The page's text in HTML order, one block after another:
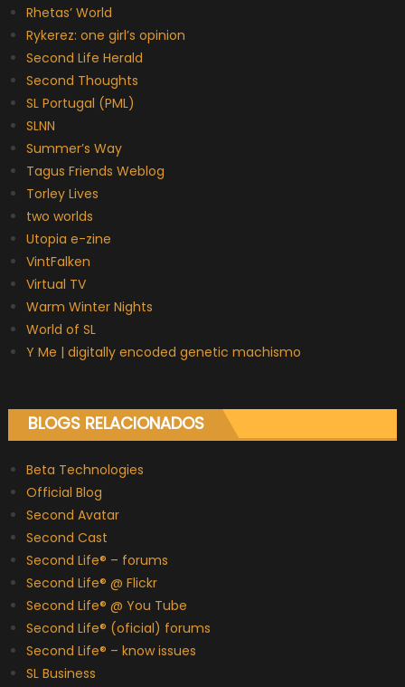
Rhetas’ World
Rykerez: one girl’s opinion
Second Life Herald
Second Thoughts
SL Portugal (PML)
SLNN
Summer’s Way
Tagus Friends Weblog
Torley Lives
two worlds
Utopia e-zine
VintFalken
Virtual TV
Warm Winter Nights
World of SL
Y Me | digitally encoded genetic machismo
BLOGS RELACIONADOS
Beta Technologies
Official Blog
Second Avatar
Second Cast
Second Life® – forums
Second Life® @ Flickr
Second Life® @ You Tube
Second Life® (oficial) forums
Second Life® – know issues
SL Business